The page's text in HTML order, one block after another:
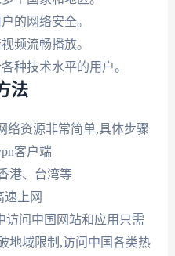
的网络安全。
频流畅播放。
种技术水平的用户。
法
络资源非常简单,具体步骤
客户端
港、台湾等
上网
访问中国网站和应用只需
地域限制,访问中国各类热